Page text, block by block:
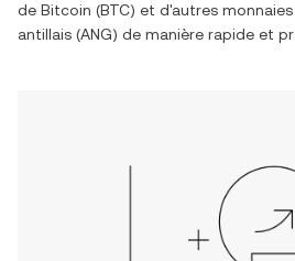
de Bitcoin (BTC) et d'autres
antillais (ANG) de manière rapide et